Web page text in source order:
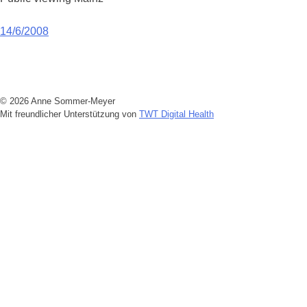
Beitragsnavigation
14/6/2008
© 2026 Anne Sommer-Meyer
Mit freundlicher Unterstützung von TWT Digital Health